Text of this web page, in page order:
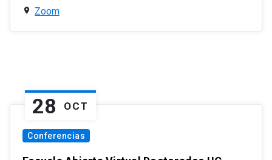
Zoom
28 OCT
Conferencias